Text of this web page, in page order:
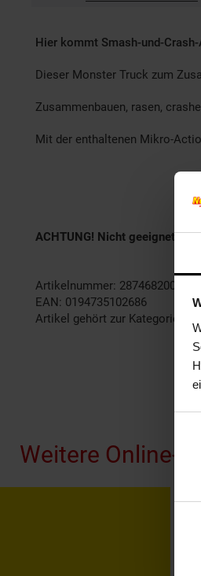
Hier kommt Smash-und-
Dieser Monster Truck zum
Zusammenbauen, rasen,
Mit der enthaltenen Mikro-
ACHTUNG! Nicht geeignet für
Artikelnummer: 2874682000
EAN: 0194735102686
Artikel gehört zur Kategorie:
Weitere Online-